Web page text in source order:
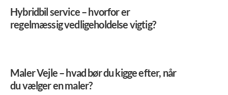
Hybridbil service – hvorfor er
regelmæssig vedligeholdelse vigtig?
Maler Vejle – hvad bør du kigge efter, når
du vælger en maler?